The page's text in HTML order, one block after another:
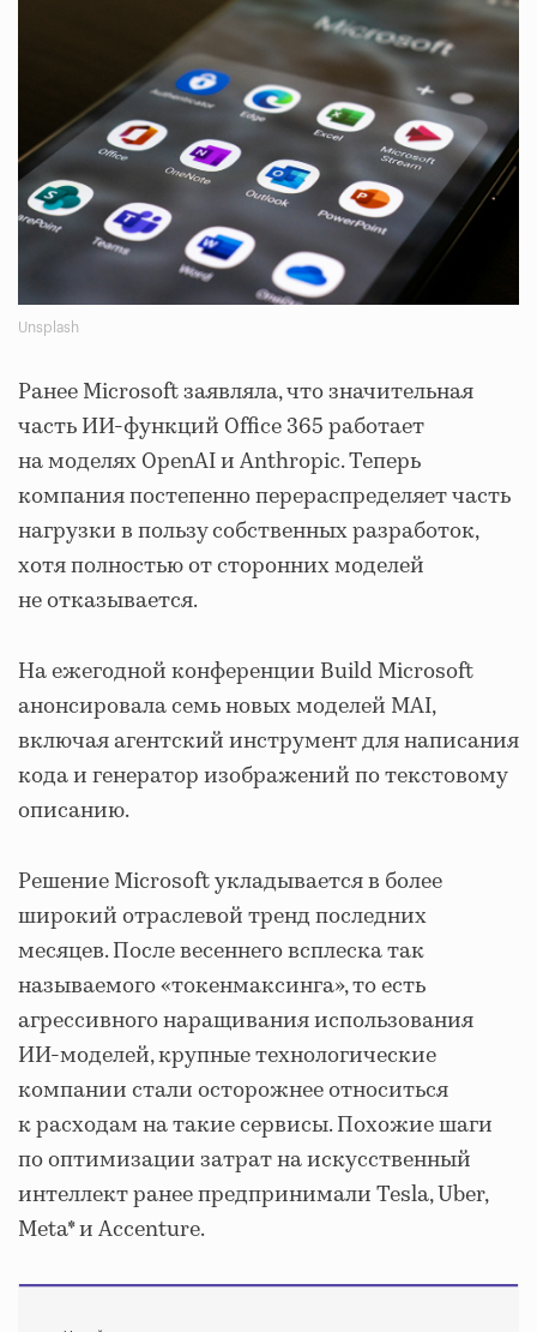
Unsplash
Ранее Microsoft заявляла, что значительная
часть ИИ-функций Office 365 работает
на моделях OpenAI и Anthropic. Теперь
компания постепенно перераспределяет часть
нагрузки в пользу собственных разработок,
хотя полностью от сторонних моделей
не отказывается.
На ежегодной конференции Build Microsoft
анонсировала семь новых моделей MAI,
включая агентский инструмент для написания
кода и генератор изображений по текстовому
описанию.
Решение Microsoft укладывается в более
широкий отраслевой тренд последних
месяцев. После весеннего всплеска так
называемого «токенмаксинга», то есть
агрессивного наращивания использования
ИИ-моделей, крупные технологические
компании стали осторожнее относиться
к расходам на такие сервисы. Похожие шаги
по оптимизации затрат на искусственный
интеллект ранее предпринимали Tesla, Uber,
Meta* и Accenture.